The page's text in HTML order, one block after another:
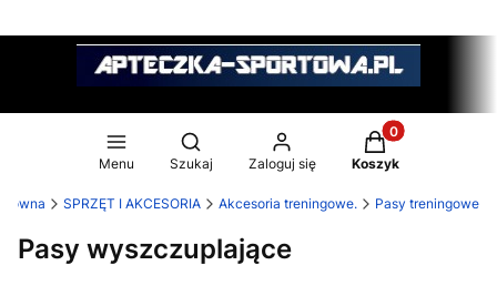
Menu
Otwórz wyszukiwarkę
Szukaj Zaloguj się
Produkty w
Koszyk
SPRZĘT I AKCESORIA Akcesoria treningowe. Pasy treningowe
Pasy wyszczuplające